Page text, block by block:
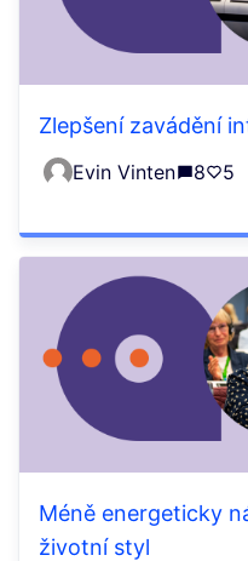
Zlepšení zavádění
Evin Vinten 8 5
Méně energeticky
životní styl